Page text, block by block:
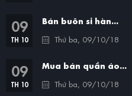
09
TH 10
Bán buôn sỉ hàn...
Thứ ba, 09/10/18
09
TH 10
Mua bán quần áo...
Thứ ba, 09/10/18